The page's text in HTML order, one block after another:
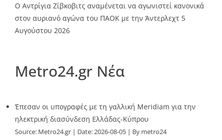
Ο Αντρίγια Ζίβκοβιτς αναμένεται να αγωνιστεί κανονικά
στον αυριανό αγώνα του ΠΑΟΚ με την Άντερλεχτ 5
Αυγούστου 2026
Metro24.gr Νέα
Έπεσαν οι υπογραφές με τη γαλλική Meridiam για την
ηλεκτρική διασύνδεση Ελλάδας-Κύπρου
Source: Metro24.gr Date: 2026-08-05 By metro24